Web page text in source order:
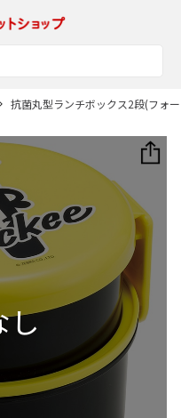
抗菌丸型ランチボックス2段(フォ